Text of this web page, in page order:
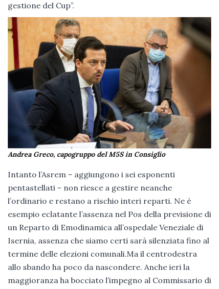
gestione del Cup”.
Andrea Greco, capogruppo del M5S in Consiglio
Intanto l’Asrem – aggiungono i sei esponenti
pentastellati – non riesce a gestire neanche
l’ordinario e restano a rischio interi reparti. Ne è
esempio eclatante l’assenza nel Pos della previsione di
un Reparto di Emodinamica all’ospedale Veneziale di
Isernia, assenza che siamo certi sarà silenziata fino al
termine delle elezioni comunali.Ma il centrodestra
allo sbando ha poco da nascondere. Anche ieri la
maggioranza ha bocciato l’impegno al Commissario di